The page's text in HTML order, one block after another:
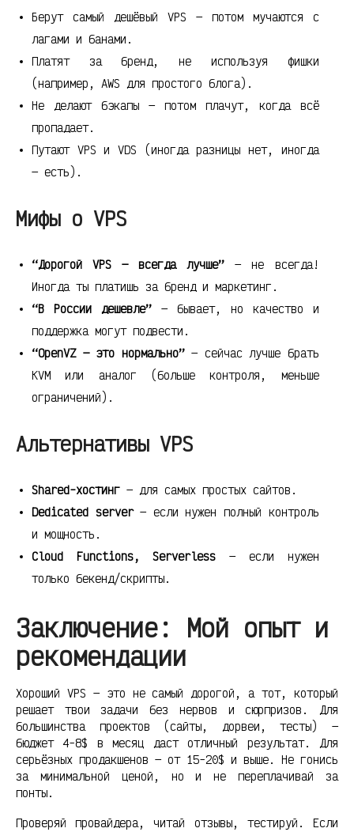
Берут самый дешёвый VPS — потом мучаются с
лагами и банами.
Платят за бренд, не используя фишки
(например, AWS для простого блога).
Не делают бэкапы — потом плачут, когда всё
пропадает.
Путают VPS и VDS (иногда разницы нет, иногда
— есть).
Мифы о VPS
“Дорогой VPS — всегда лучше” — не всегда!
Иногда ты платишь за бренд и маркетинг.
“В России дешевле”— бывает, но качество и
поддержка могут подвести.
“OpenVZ — это нормально”— сейчас лучше брать
KVM или аналог (больше контроля, меньше
ограничений).
Альтернативы VPS
Shared-хостинг — для самых простых сайтов.
Dedicated server— если нужен полный контроль
и мощность.
Cloud Functions, Serverless — если нужен
только бекенд/скрипты.
Заключение: Мой опыт и
рекомендации
Хороший VPS — это не самый дорогой, а тот, который
решает твои задачи без нервов и сюрпризов. Для
большинства проектов (сайты, дорвеи, тесты) —
бюджет 4-8$ в месяц даст отличный результат. Для
серьёзных продакшенов — от 15-20$ и выше. Не гонись
за минимальной ценой, но и не переплачивай за
понты.
Проверяй провайдера, читай отзывы, тестируй. Если